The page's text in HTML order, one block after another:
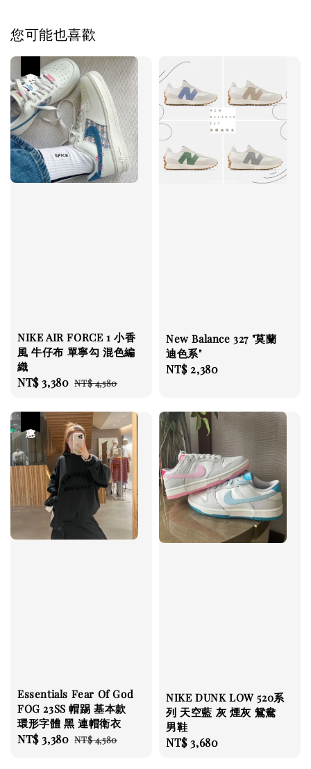
您可能也喜歡
NIKE AIR FORCE 1 小香
風 牛仔布 單寧勾 混色編
織
Sale
NT$ 3,380 Regular
NT$ 4,580
New Balance 327 "莫蘭
迪色系"
Regular
NT$ 2,380
Essentials Fear Of God
FOG 23SS 帽踢 基本款
環形字體 黑 連帽衛衣
Sale
NT$ 3,380 Regular
NT$ 4,580
NIKE DUNK LOW 520系
列 天空藍 灰 煙灰 鴛鴦
男鞋
Regular
NT$ 3,680